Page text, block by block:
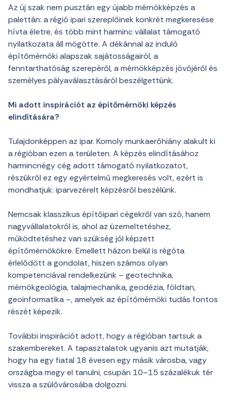
Az új szak nem pusztán egy újabb mérnökképzés a
palettán: a régió ipari szereplőinek konkrét megkeresése
hívta életre, és több mint harminc vállalat támogató
nyilatkozata áll mögötte. A dékánnal az induló
építőmérnöki alapszak sajátosságairól, a
fenntarthatóság szerepéről, a mérnökképzés jövőjéről és
személyes pályaválasztásáról beszélgettünk.
Mi adott inspirációt az építőmérnöki képzés
elindítására?
Tulajdonképpen az ipar. Komoly munkaerőhiány alakult ki
a régióban ezen a területen. A képzés elindításához
harmincnégy cég adott támogató nyilatkozatot,
részükről ez egy egyértelmű megkeresés volt, ezért is
mondhatjuk: iparvezérelt képzésről beszélünk.
Nemcsak klasszikus építőipari cégekről van szó, hanem
nagyvállalatokról is, ahol az üzemeltetéshez,
működtetéshez van szükség jól képzett
építőmérnökökre. Emellett házon belül is régóta
érlelődött a gondolat, hiszen számos olyan
kompetenciával rendelkezünk – geotechnika,
mérnökgeológia, talajmechanika, geodézia, földtan,
geoinformatika –, amelyek az építőmérnöki tudás fontos
részét képezik.
További inspirációt adott, hogy a régióban tartsuk a
szakembereket. A tapasztalatok ugyanis azt mutatják,
hogy ha egy fiatal 18 évesen egy másik városba, vagy
országba megy el tanulni, csupán 10–15 százalékuk tér
vissza a szülővárosába dolgozni.